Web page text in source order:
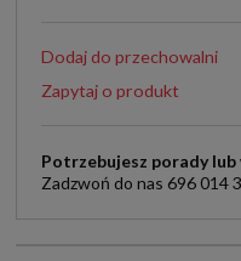
Dodaj do przechowalni
Zapytaj o produkt
Potrzebujesz porady lub
Zadzwoń do nas 696 014